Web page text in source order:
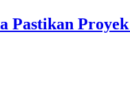
Pastikan